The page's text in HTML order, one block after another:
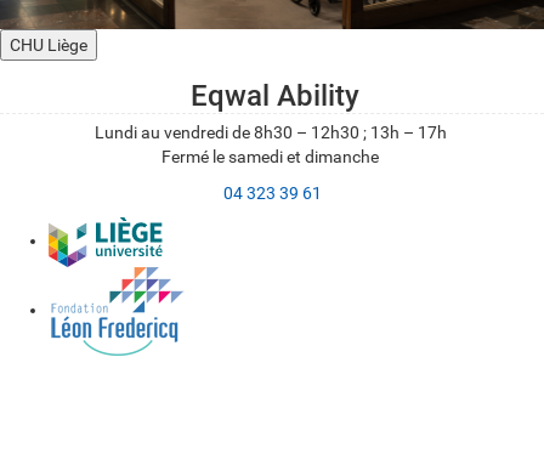
CHU Liège
Eqwal Ability
Lundi au vendredi de 8h30 – 12h30 ; 13h – 17h
Fermé le samedi et dimanche
04 323 39 61